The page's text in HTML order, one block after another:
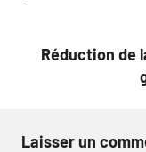
Réduction de
Laisser un